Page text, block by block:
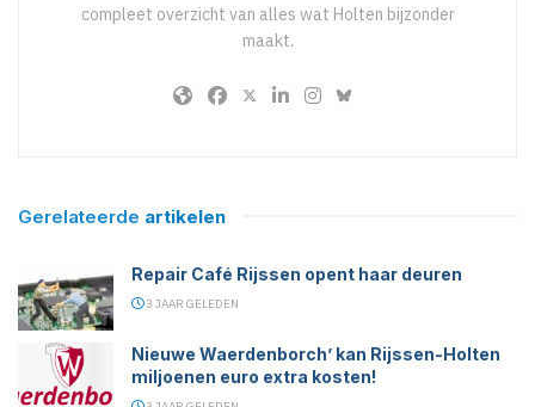
compleet overzicht van alles wat Holten bijzonder
maakt.
Gerelateerde artikelen
Repair Café Rijssen opent haar deuren
3 JAAR GELEDEN
Nieuwe Waerdenborch’ kan Rijssen-Holten
miljoenen euro extra kosten!